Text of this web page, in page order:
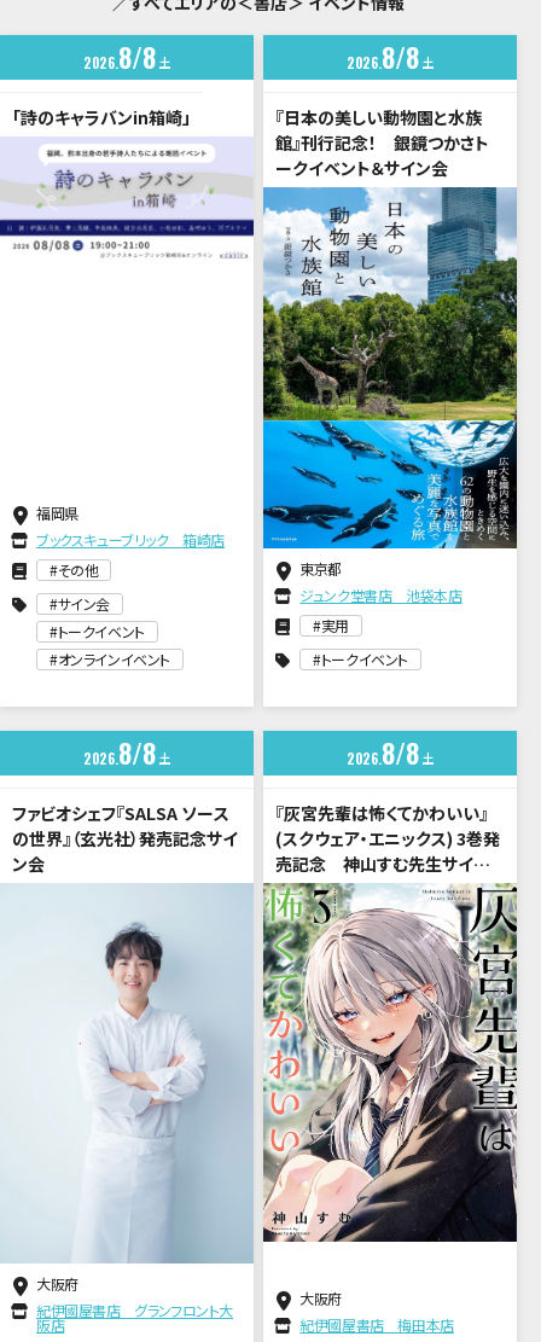
20268 8 土
「詩のキャラバンin箱崎」
福岡県
ブックスキューブリック 箱崎店
その他
サイン会
トークイベント
オンラインイベント
2026 8 8 土
『日本の美しい動物園と水族
館』刊行記念！ 銀鏡つかさト
ークイベント＆サイン会
東京都
ジュンク堂書店 池袋本店
実用
トークイベント
20268 8 土
ファビオシェフ『SALSA ソース
の世界』（玄光社）発売記念サイ
ン会
大阪府
紀伊國屋書店 グランフロント大
阪店
2026 8 8 土
『灰宮先輩は怖くてかわいい』
(スクウェア・エニックス) 3巻発
売記念 神山すむ先生サイン
会
大阪府
紀伊國屋書店 梅田本店